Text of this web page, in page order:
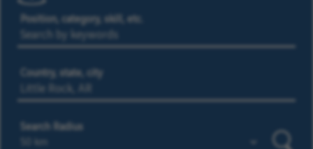
Position, category, skill, etc.
Country, state, city
Search Radius